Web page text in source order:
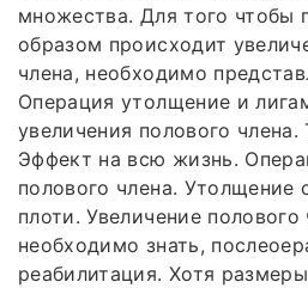
множества. Для того чтобы
образом происходит
члена, необходимо
Операция утолщение и
увеличения полового
Эффект на всю жизнь.
полового члена.
плоти. Увеличение полового
необходимо знать,
реабилитация. Хотя